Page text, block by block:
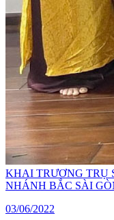
KHAI TRƯƠNG TRỤ
NHÁNH BẮC SÀI
03/06/2022